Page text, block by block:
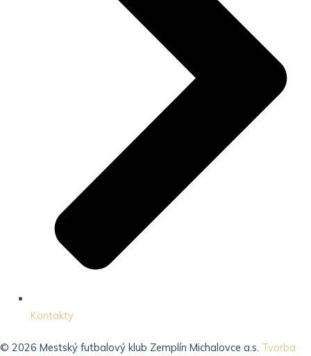
Kontakty
© 2026 Mestský futbalový klub Zemplín Michalovce a.s. Tvorba